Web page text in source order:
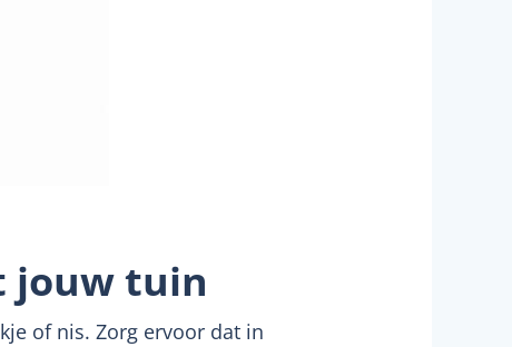
jouw tuin
of nis. Zorg ervoor dat in